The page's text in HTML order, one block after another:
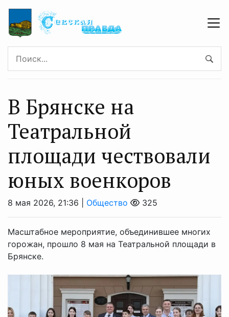
В Брянске на
Театральной
площади чествовали
юных военкоров
8 мая 2026, 21:36 | Общество 325
Масштабное мероприятие, объединившее многих
горожан, прошло 8 мая на Театральной площади в
Брянске.